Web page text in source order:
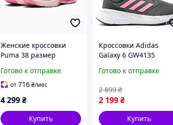
Женские кроссовки
Puma 38 размер
Glimmer JR оригинал
Готово к отправке
от716₴/мес
4 299₴
Купить
Кроссовки Adidas
Galaxy 6 GW4135
38р.
Готово к отправке
2 199₴
2 899 ₴
Купить